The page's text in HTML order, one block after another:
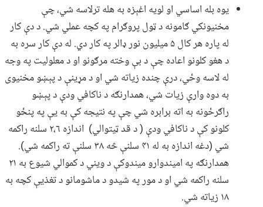
یوه بله اساسي او لویه اغېزه به هله ترلاسه شي، چې
مخنیونکي ګامونه د ټول پروګرام په کچه عملي شي. د دې کار
له پاره هر کال ۵ میلیون نور ډالر په کار دي. له دې کار سره به
د هغو کلونو اعاده چې د بې وخته مرګونو او د معلولیت په وجه
له لاسه وځي، درې چنده زیاته شي او د مړینې د پېښو مخنیوی
به دوه وارې زیات شي، همدارنګه د ناکافي ودې د پېښو
راګرځونه به اته برابره شي چې په نتیجه کې به یې په پنځو
کلونو کې د ناکافي ودې ( د قد ټيتوالي) اندازه ۲،۶ سلنه راکمه
شي (دغه اندازه به له ۴۱ سلنې څه ۳۸ سلنې ته راکمه شي).
همدارنګه په امیندوارو میندوکې د ویني د کموالي شیوع به ۲۱
سلنه راکمه شي او د مور په شیدو د ماشومانو د تغذیې کچه به
۱۸ زیاته شي.